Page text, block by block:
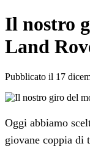
Il nostro
Land
Pubblicato il 17
Oggi abbiamo
giovane coppia di